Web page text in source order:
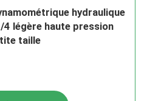
hydraulique
4 légère haute pression
taille